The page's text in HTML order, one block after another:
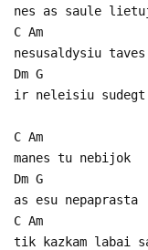
nes as saule
C Am
nesusaldysiu taves
Dm G
ir neleisiu sudegt
C Am
manes tu nebijok
Dm G
as esu nepaprasta
C Am
tik kazkam labai